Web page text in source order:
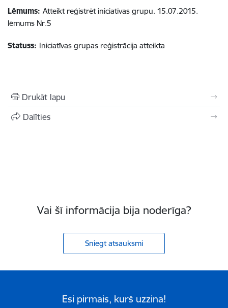
Lēmums: Atteikt reģistrēt iniciatīvas grupu. 15.07.2015.
lēmums Nr.5
Statuss: Iniciatīvas grupas reģistrācija atteikta
Drukāt lapu
Dalīties
Vai šī informācija bija noderīga?
Sniegt atsauksmi
Esi pirmais, kurš uzzina!